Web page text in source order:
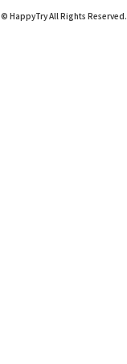
© HappyTry All Rights Reserved.